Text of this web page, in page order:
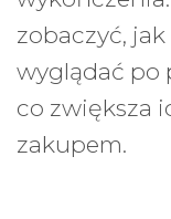
zobaczyć,
wyglądać po
co zwiększa
zakupem.